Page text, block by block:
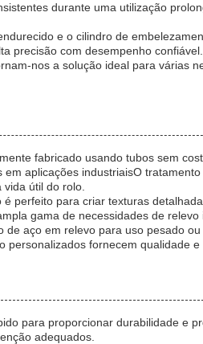
durante uma utilização
e o cilindro de
precisão com desempenho
nos a solução ideal para várias
fabricado usando tubos sem
aplicações industriaisO
útil do rolo.
perfeito para criar texturas
gama de necessidades de relevo
de aço em relevo para uso pesado
personalizados fornecem qualidade
para proporcionar durabilidade e
adequados.